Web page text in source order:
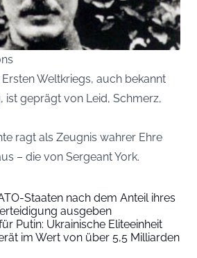
Weltkriegs, auch bekannt
ist geprägt von Leid, Schmerz,
ragt als Zeugnis wahrer Ehre
– die von Sergeant York.
Staaten nach dem Anteil ihres
ausgeben
Putin: Ukrainische Eliteeinheit
im Wert von über 5,5 Milliarden